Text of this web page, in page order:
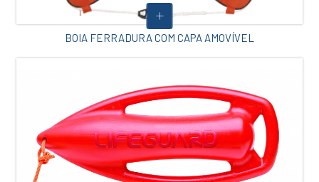
BOIA FERRADURA COM CAPA AMOVÍVEL